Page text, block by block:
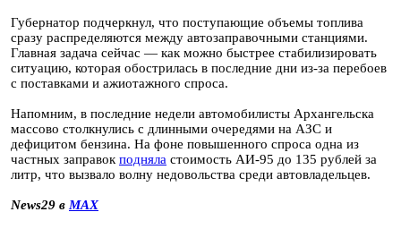
Губернатор подчеркнул, что поступающие объемы топлива
сразу распределяются между автозаправочными станциями.
Главная задача сейчас — как можно быстрее стабилизировать
ситуацию, которая обострилась в последние дни из-за перебоев
с поставками и ажиотажного спроса.
Напомним, в последние недели автомобилисты Архангельска
массово столкнулись с длинными очередями на АЗС и
дефицитом бензина. На фоне повышенного спроса одна из
частных заправок подняла стоимость АИ-95 до 135 рублей за
литр, что вызвало волну недовольства среди автовладельцев.
News29 в MAX